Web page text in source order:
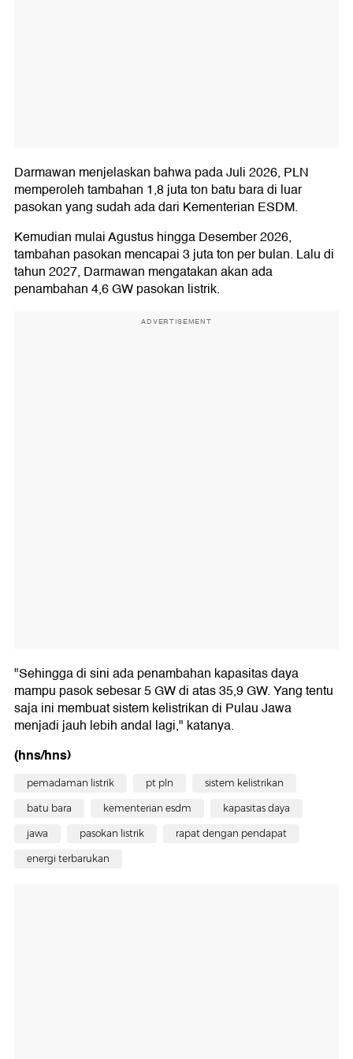
Darmawan menjelaskan bahwa pada Juli 2026, PLN
memperoleh tambahan 1,8 juta ton batu bara di luar
pasokan yang sudah ada dari Kementerian ESDM.
Kemudian mulai Agustus hingga Desember 2026,
tambahan pasokan mencapai 3 juta ton per bulan. Lalu di
tahun 2027, Darmawan mengatakan akan ada
penambahan 4,6 GW pasokan listrik.
ADVERTISEMENT
"Sehingga di sini ada penambahan kapasitas daya
mampu pasok sebesar 5 GW di atas 35,9 GW. Yang tentu
saja ini membuat sistem kelistrikan di Pulau Jawa
menjadi jauh lebih andal lagi," katanya.
(hns/hns)
pemadaman listrik pt pln sistem kelistrikan
batu bara kementerian esdm kapasitas daya
jawa pasokan listrik rapat dengan pendapat
energi terbarukan